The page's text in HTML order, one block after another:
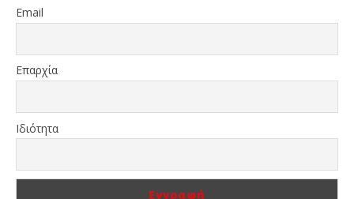
Email
Επαρχία
Ιδιότητα